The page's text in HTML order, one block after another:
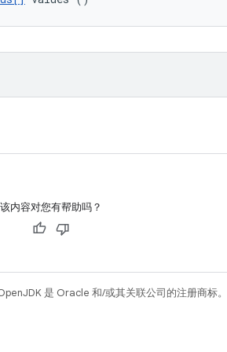
该内容对您有帮助吗？
是 Oracle 和/或其关联公司的注册商标。